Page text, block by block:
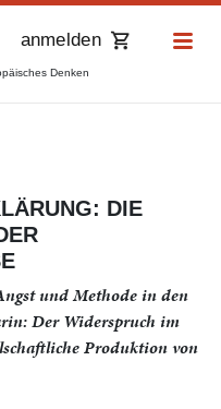
Denken
anmelden
DIE
und Methode in den
Der Widerspruch im
Produktion von